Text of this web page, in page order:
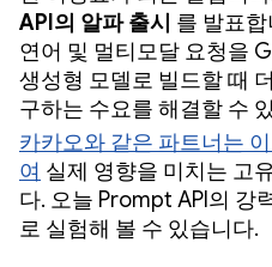
API의 알파 출시 를 발표
연어 및 멀티모달 요청을
생성형 모델로 빌드할 때
구하는 수요를 해결할 수
카카오와 같은 파트너는
여 실제 영향을 미치는 고
다. 오늘 Prompt API의 강
로 실험해 볼 수 있습니다.